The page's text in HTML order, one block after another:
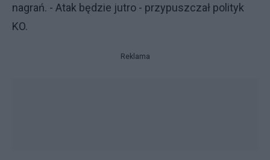
nagrań. - Atak będzie jutro - przypuszczał polityk
KO.
Reklama